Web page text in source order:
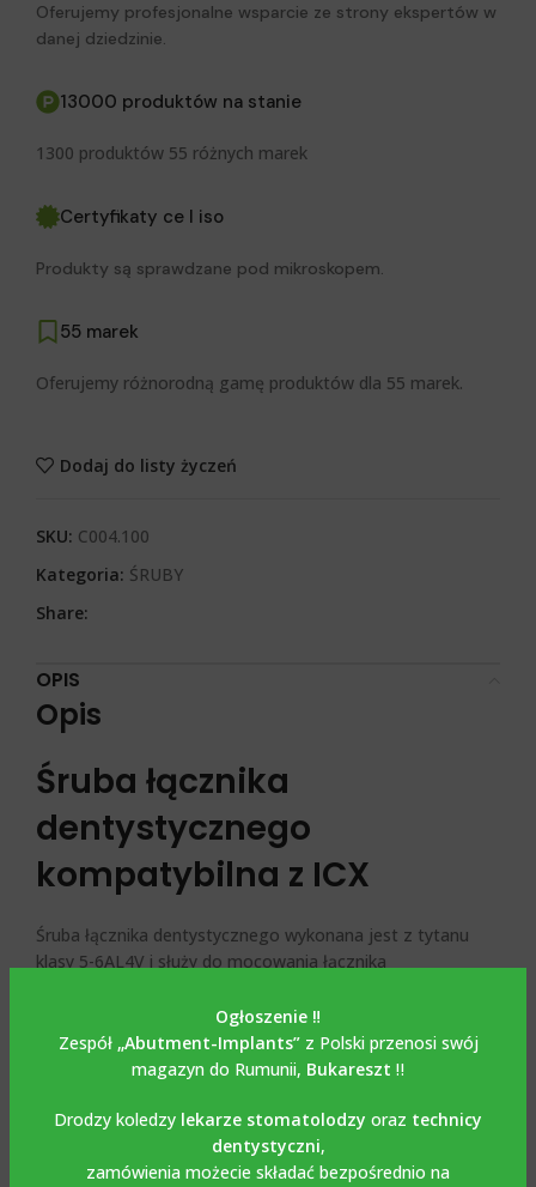
Ogłoszenie ‼️
Zespół „Abutment-Implants”z Polski przenosi swój
magazyn do Rumunii, Bukareszt ‼️
Drodzy koledzy lekarze stomatolodzy oraz technicy
dentystyczni,
zamówienia możecie składać bezpośrednio na
Oferujemy profesjonalne wsparcie ze strony ekspertów w
danej dziedzinie.
13000 produktów na stanie
1300 produktów 55 różnych marek
Certyfikaty ce I iso
Produkty są sprawdzane pod mikroskopem.
55 marek
Oferujemy różnorodną gamę produktów dla 55 marek.
Dodaj do listy życzeń
SKU: C004.100
Kategoria: ŚRUBY
Share:
OPIS
Opis
Śruba łącznika
dentystycznego
kompatybilna z ICX
Śruba łącznika dentystycznego wykonana jest z tytanu
klasy 5-6AL4V i służy do mocowania łącznika
przypadku prac wkręcanych. Aby uniknąć nieprzyjemnych
sytuacji, zaleca się, aby w przypadku trwałego
zamocowania łącznika w implancie, użyć nowej śruby, a nie
Pracę wykonuje się za pomocą klasycznego klucza
protetycznego. Zalecany moment obrotowy to 25Ncm.